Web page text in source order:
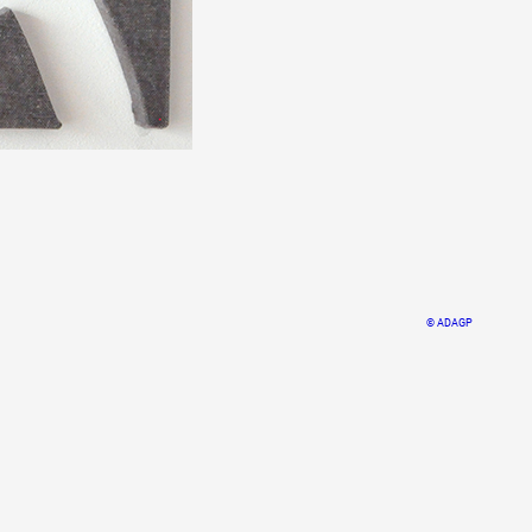
© ADAGP